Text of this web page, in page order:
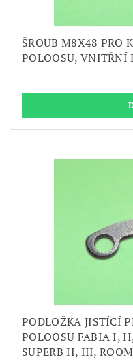
ŠROUB M8X48 PRO
POLOOSU, VNITŘNÍ
PODLOŽKA JISTÍCÍ
POLOOSU FABIA I,
SUPERB II, III,